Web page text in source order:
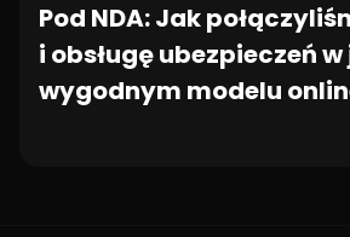
Pod NDA: Jak
i obsługę ubezpieczeń
wygodnym modelu